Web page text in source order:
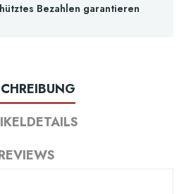
Bezahlen garantieren